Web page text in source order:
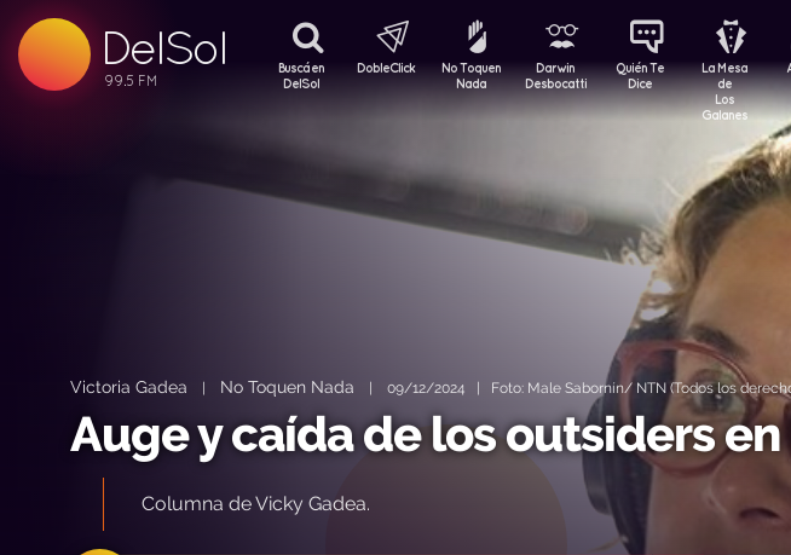
DelSol
99.5 FM
99.5 FM
99.5 FM
Buscá en
DelSol
DobleClick
No Toquen
Nada
Darwin
Desbocatti
Quién Te
Dice
La Mesa
de
Los
Galanes
Victoria Gadea | No Toquen Nada | 09/12/2024 | Foto: Male Sabornín/ NTN (Todos los
Auge y caída de los outsiders
Columna de Vicky Gadea.